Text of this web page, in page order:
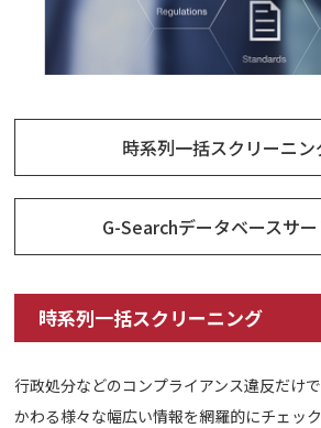
時系列一括スクリーニン
G-Searchデータベースサ
時系列一括スクリーニング
行政処分などのコンプライアンス違反だけ
かわる様々な幅広い情報を網羅的にチェッ